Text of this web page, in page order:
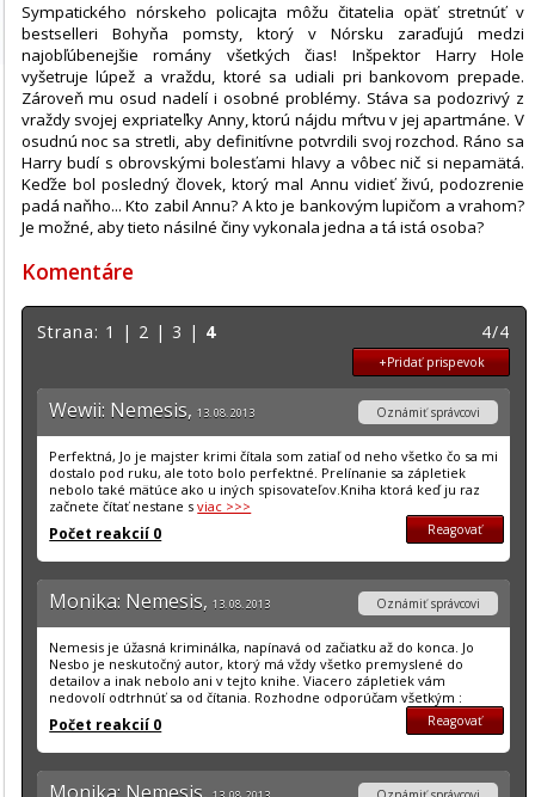
Sympatického nórskeho policajta môžu čitatelia opäť stretnúť v
bestselleri Bohyňa pomsty, ktorý v Nórsku zaraďujú medzi
najobľúbenejšie romány všetkých čias! Inšpektor Harry Hole
vyšetruje lúpež a vraždu, ktoré sa udiali pri bankovom prepade.
Zároveň mu osud nadelí i osobné problémy. Stáva sa podozrivý z
vraždy svojej expriateľky Anny, ktorú nájdu mŕtvu v jej apartmáne. V
osudnú noc sa stretli, aby definitívne potvrdili svoj rozchod. Ráno sa
Harry budí s obrovskými bolesťami hlavy a vôbec nič si nepamätá.
Keďže bol posledný človek, ktorý mal Annu vidieť živú, podozrenie
padá naňho... Kto zabil Annu? A kto je bankovým lupičom a vrahom?
Je možné, aby tieto násilné činy vykonala jedna a tá istá osoba?
Komentáre
Strana: 1 | 2 | 3 | 4 4/4
+Pridať prispevok
Wewii: Nemesis,13. 08. 2013 Oznámiť správcovi
Perfektná, Jo je majster krimi čítala som zatiaľ od neho všetko čo sa mi
dostalo pod ruku, ale toto bolo perfektné. Prelínanie sa zápletiek
nebolo také mätúce ako u iných spisovateľov.Kniha ktorá keď ju raz
začnete čítať nestane sviac >>>
Počet reakcií 0 Reagovať
Monika: Nemesis,13. 08. 2013 Oznámiť správcovi
Nemesis je úžasná kriminálka, napínavá od začiatku až do konca. Jo
Nesbo je neskutočný autor, ktorý má vždy všetko premyslené do
detailov a inak nebolo ani v tejto knihe. Viacero zápletiek vám
nedovolí odtrhnúť sa od čítania. Rozhodne odporúčam všetkým :
Počet reakcií 0 Reagovať